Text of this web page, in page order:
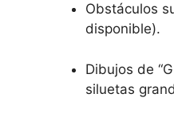
Obstáculos
disponible).
Dibujos de
siluetas